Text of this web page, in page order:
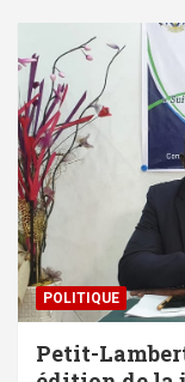
POLITIQUE
Petit-